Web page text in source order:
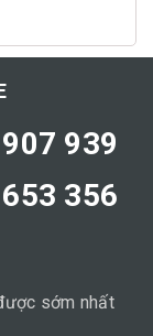
939
356
sớm nhất